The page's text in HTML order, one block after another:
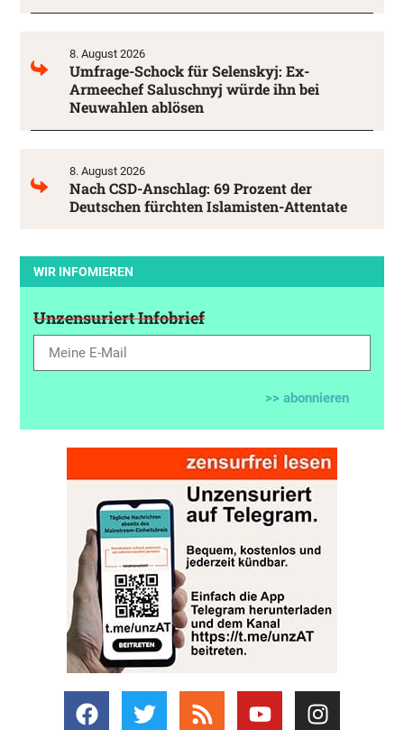
8. August 2026
Umfrage-Schock für Selenskyj: Ex-
Armeechef Saluschnyj würde ihn bei
Neuwahlen ablösen
8. August 2026
Nach CSD-Anschlag: 69 Prozent der
Deutschen fürchten Islamisten-Attentate
WIR INFOMIEREN
Unzensuriert Infobrief
>> abonnieren